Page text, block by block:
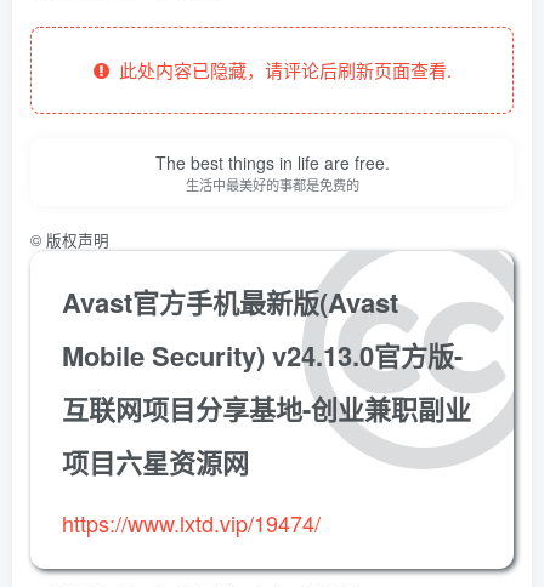
此处内容已隐藏，请评论后刷新页面查看.
The best things in life are free.
生活中最美好的事都是免费的
© 版权声明
Avast官方手机最新版(Avast
Mobile Security) v24.13.0官方版-
互联网项目分享基地-创业兼职副业
项目六星资源网
https://www.lxtd.vip/19474/